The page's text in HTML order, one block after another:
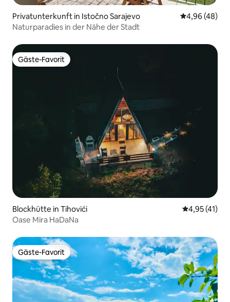
Privatunterkunft in Istočno Sarajevo
4,96 (48)
Naturparadies in der Nähe der Stadt
Gäste-Favorit
Gäste-Favorit
Blockhütte in Tihovići
4,95 (41)
Oase Mira HaDaNa
Gäste-Favorit
Gäste-Favorit